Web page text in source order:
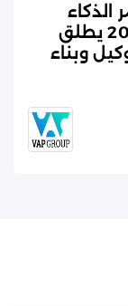
الذكاء
الاصطناعي العالمي بالرياض 2026 يطلق
وبناء